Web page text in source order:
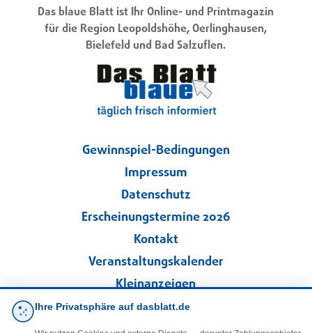
Das blaue Blatt ist Ihr Online- und Printmagazin
für die Region Leopoldshöhe, Oerlinghausen,
Bielefeld und Bad Salzuflen.
Gewinnspiel-Bedingungen
Impressum
Datenschutz
Erscheinungstermine 2026
Kontakt
Veranstaltungskalender
Kleinanzeigen
Ihre Privatsphäre auf dasblatt.de